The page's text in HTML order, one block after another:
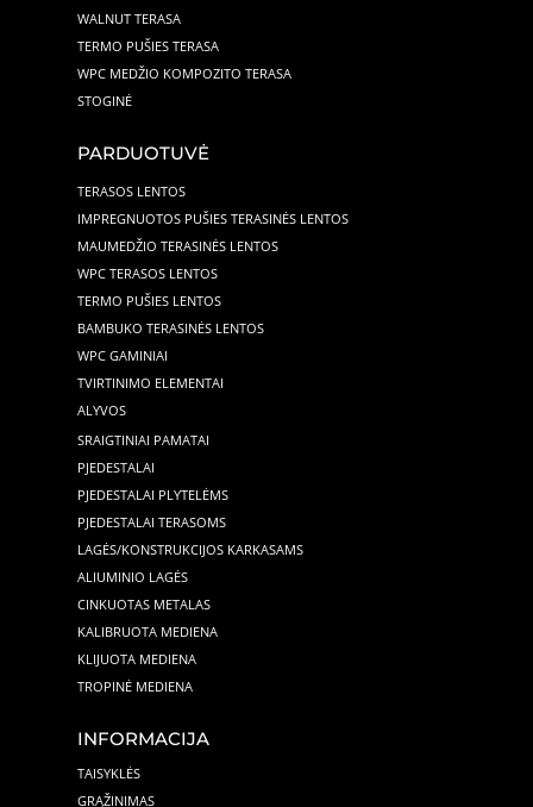
WALNUT TERASA
TERMO PUŠIES TERASA
WPC MEDŽIO KOMPOZITO TERASA
STOGINĖ
PARDUOTUVĖ
TERASOS LENTOS
IMPREGNUOTOS PUŠIES TERASINĖS LENTOS
MAUMEDŽIO TERASINĖS LENTOS
WPC TERASOS LENTOS
TERMO PUŠIES LENTOS
BAMBUKO TERASINĖS LENTOS
WPC GAMINIAI
TVIRTINIMO ELEMENTAI
ALYVOS
SRAIGTINIAI PAMATAI
PJEDESTALAI
PJEDESTALAI PLYTELĖMS
PJEDESTALAI TERASOMS
LAGĖS/KONSTRUKCIJOS KARKASAMS
ALIUMINIO LAGĖS
CINKUOTAS METALAS
KALIBRUOTA MEDIENA
KLIJUOTA MEDIENA
TROPINĖ MEDIENA
INFORMACIJA
TAISYKLĖS
GRĄŽINIMAS